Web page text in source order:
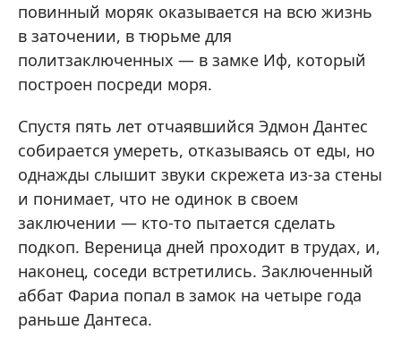
повинный моряк оказывается на всю жизнь
в заточении, в тюрьме для
политзаключенных — в замке Иф, который
построен посреди моря.
Спустя пять лет отчаявшийся Эдмон Дантес
собирается умереть, отказываясь от еды, но
однажды слышит звуки скрежета из-за стены
и понимает, что не одинок в своем
заключении — кто-то пытается сделать
подкоп. Вереница дней проходит в трудах, и,
наконец, соседи встретились. Заключенный
аббат Фариа попал в замок на четыре года
раньше Дантеса.